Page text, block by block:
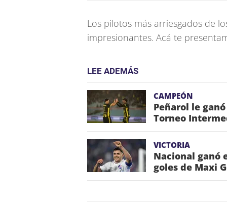
Los pilotos más arriesgados de
impresionantes. Acá te
LEE ADEMÁS
CAMPEÓN
Peñarol le
Torneo
VICTORIA
Nacional ganó
goles de Maxi